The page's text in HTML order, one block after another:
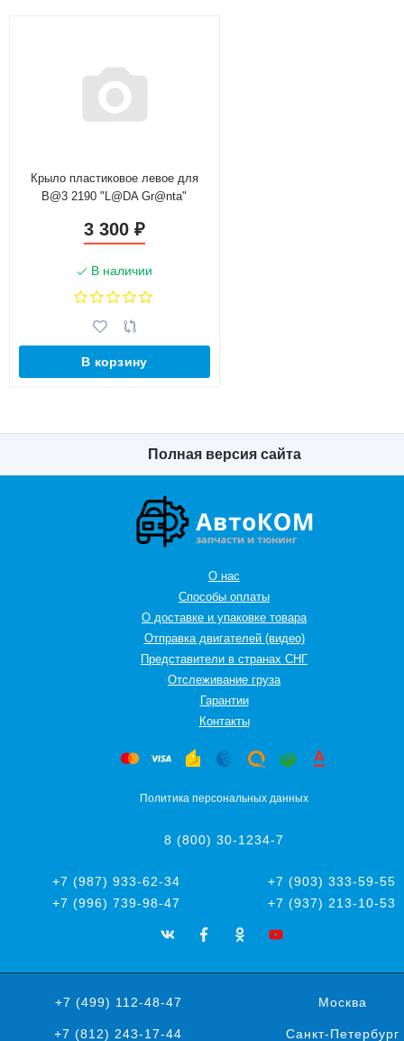
Крыло пластиковое левое для
B@3 2190 "L@DA Gr@nta"
3 300 ₽
В наличии
В корзину
Полная версия сайта
О нас
Способы оплаты
О доставке и упаковке товара
Отправка двигателей (видео)
Представители в странах СНГ
Oтслеживание груза
Гарантии
Контакты
Политика персональных данных
8 (800) 30-1234-7
+7 (987) 933-62-34
+7 (903) 333-59-55
+7 (996) 739-98-47
+7 (937) 213-10-53
+7 (499) 112-48-47 Москва
+7 (812) 243-17-44 Санкт-Петербург